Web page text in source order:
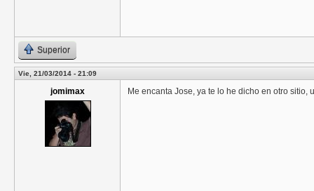
Superior
Vie, 21/03/2014 - 21:09
jomimax Me encanta Jose, ya te lo he dicho en otro sitio,